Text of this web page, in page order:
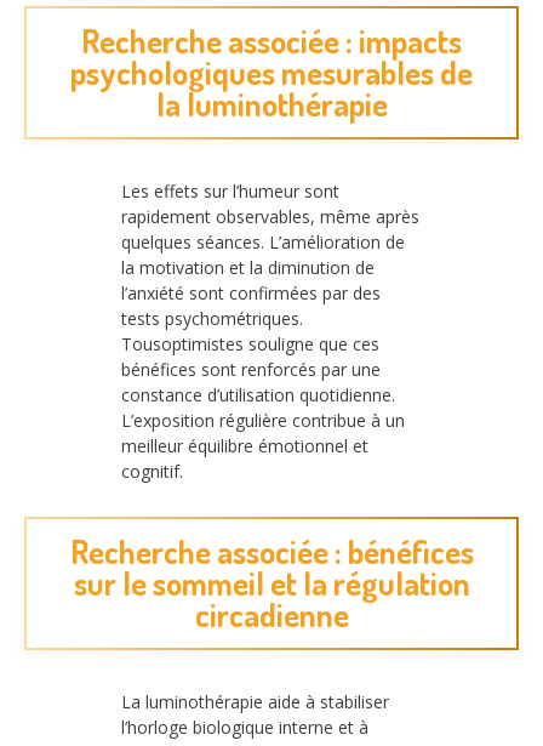
Recherche associée : impacts
psychologiques mesurables de
la luminothérapie
Les effets sur l’humeur sont
rapidement observables, même après
quelques séances. L’amélioration de
la motivation et la diminution de
l’anxiété sont confirmées par des
tests psychométriques.
Tousoptimistes souligne que ces
bénéfices sont renforcés par une
constance d’utilisation quotidienne.
L’exposition régulière contribue à un
meilleur équilibre émotionnel et
cognitif.
Recherche associée : bénéfices
sur le sommeil et la régulation
circadienne
La luminothérapie aide à stabiliser
l’horloge biologique interne et à